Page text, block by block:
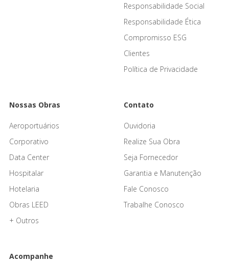
Responsabilidade Social
Responsabilidade Ética
Compromisso ESG
Clientes
Política de Privacidade
Nossas Obras
Aeroportuários
Corporativo
Data Center
Hospitalar
Hotelaria
Obras LEED
+ Outros
Contato
Ouvidoria
Realize Sua Obra
Seja Fornecedor
Garantia e Manutenção
Fale Conosco
Trabalhe Conosco
Acompanhe